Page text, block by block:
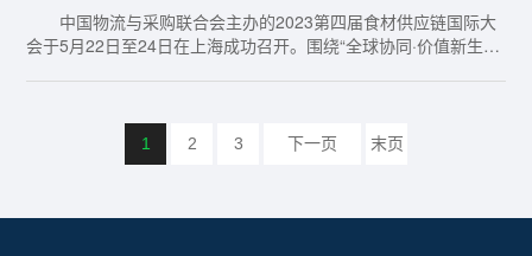
中国物流与采购联合会主办的2023第四届食材供应链国际大
会于5月22日至24日在上海成功召开。围绕“全球协同·价值新生”
1 2 3 下一页 末页